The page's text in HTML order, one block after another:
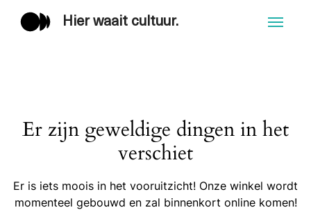
Hier waait cultuur. Menu
Er zijn geweldige dingen in het
verschiet
Er is iets moois in het vooruitzicht! Onze winkel wordt
momenteel gebouwd en zal binnenkort online komen!